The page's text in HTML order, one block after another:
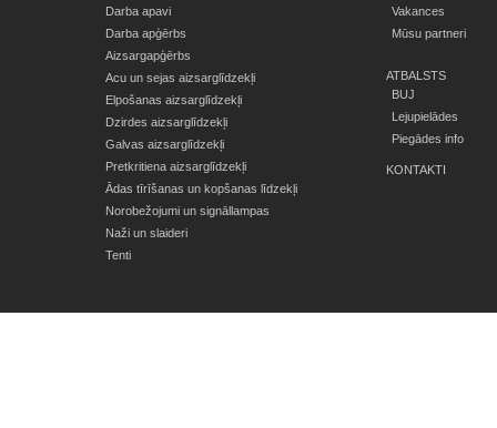
Darba apavi
Darba apģērbs
Aizsargapģērbs
Acu un sejas aizsarglīdzekļi
Elpošanas aizsarglīdzekļi
Dzirdes aizsarglīdzekļi
Galvas aizsarglīdzekļi
Pretkritiena aizsarglīdzekļi
Ādas tīrīšanas un kopšanas līdzekļi
Norobežojumi un signāllampas
Naži un slaideri
Tenti
Vakances
Mūsu partneri
ATBALSTS
BUJ
Lejupielādes
Piegādes info
KONTAKTI